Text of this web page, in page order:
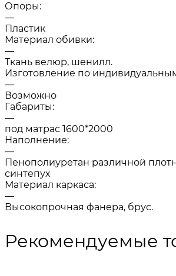
Опоры:
—
Пластик
Материал обивки:
—
Ткань велюр, шенилл.
Изготовление по
—
Возможно
Габариты:
—
под матрас 1600*2000
Наполнение:
—
Пенополиуретан различной
синтепух
Материал каркаса:
—
Высокопрочная фанера, брус.
Рекомендуемые